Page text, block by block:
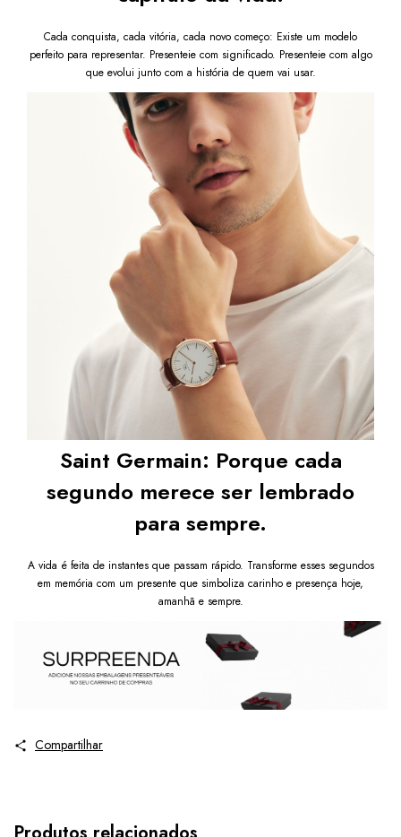
Cada conquista, cada vitória, cada novo começo: Existe um modelo
perfeito para representar. Presenteie com significado. Presenteie com algo
que evolui junto com a história de quem vai usar.
Saint Germain: Porque cada
segundo merece ser lembrado
para sempre.
A vida é feita de instantes que passam rápido. Transforme esses segundos
em memória com um presente que simboliza carinho e presença hoje,
amanhã e sempre.
Compartilhar